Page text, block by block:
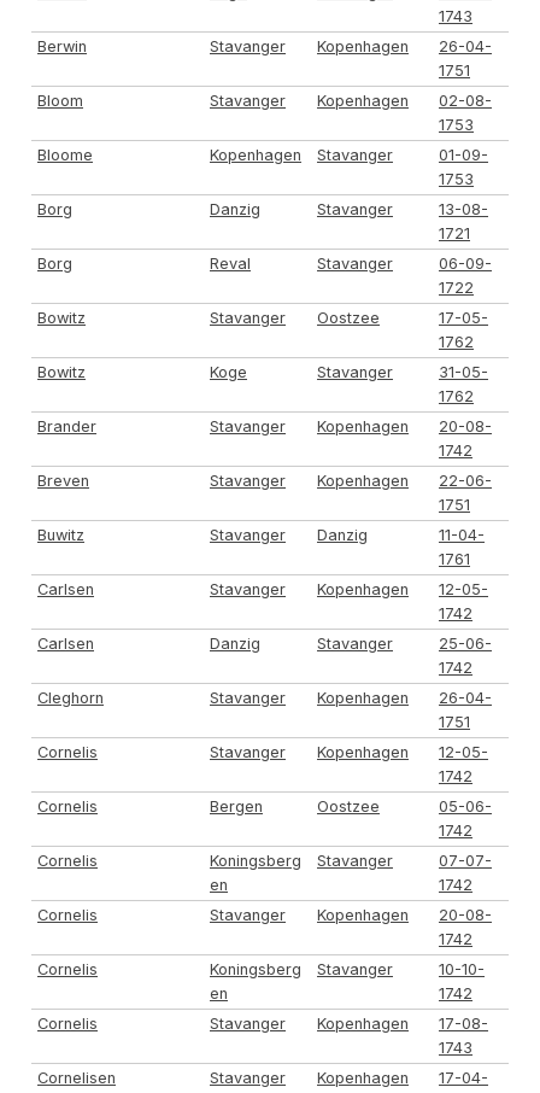
1743
Berwin
Stavanger Kopenhagen
26-04-
1751
Bloom
Stavanger Kopenhagen
02-08-
1753
Bloome
Kopenhagen Stavanger
01-09-
1753
Borg
Danzig Stavanger
13-08-
1721
Borg
Reval Stavanger
06-09-
1722
Bowitz
Stavanger Oostzee
17-05-
1762
Bowitz
Koge Stavanger
31-05-
1762
Brander
Stavanger Kopenhagen
20-08-
1742
Breven
Stavanger Kopenhagen
22-06-
1751
Buwitz
Stavanger Danzig
11-04-
1761
Carlsen
Stavanger Kopenhagen
12-05-
1742
Carlsen
Danzig Stavanger
25-06-
1742
Cleghorn
Stavanger Kopenhagen
26-04-
1751
Cornelis
Stavanger Kopenhagen
12-05-
1742
Cornelis
Bergen Oostzee
05-06-
1742
Cornelis
Koningsberg
en
Stavanger
07-07-
1742
Cornelis
Stavanger Kopenhagen
20-08-
1742
Cornelis
Koningsberg
en
Stavanger
10-10-
1742
Cornelis
Stavanger Kopenhagen
17-08-
1743
Cornelisen
Stavanger Kopenhagen 17-04-